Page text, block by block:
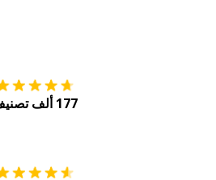
177 ألف تصنيف